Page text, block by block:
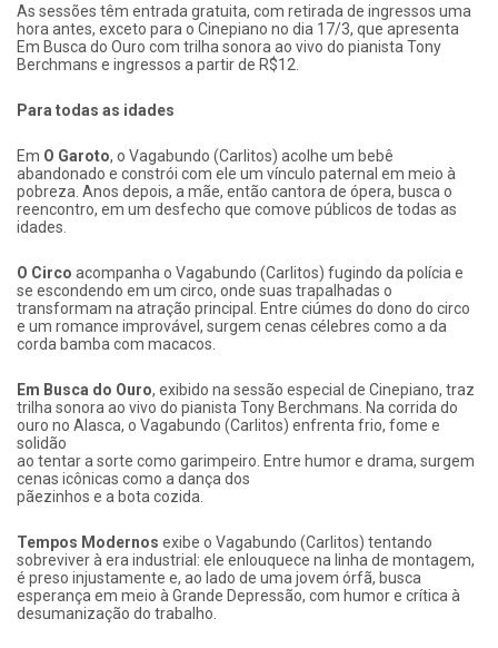
As sessões têm entrada gratuita, com retirada de ingressos uma
hora antes, exceto para o Cinepiano no dia 17/3, que apresenta
Em Busca do Ouro com trilha sonora ao vivo do pianista Tony
Berchmans e ingressos a partir de R$12.
Para todas as idades
Em O Garoto, o Vagabundo (Carlitos) acolhe um bebê
abandonado e constrói com ele um vínculo paternal em meio à
pobreza. Anos depois, a mãe, então cantora de ópera, busca o
reencontro, em um desfecho que comove públicos de todas as
idades.
O Circo acompanha o Vagabundo (Carlitos) fugindo da polícia e
se escondendo em um circo, onde suas trapalhadas o
transformam na atração principal. Entre ciúmes do dono do circo
e um romance improvável, surgem cenas célebres como a da
corda bamba com macacos.
Em Busca do Ouro, exibido na sessão especial de Cinepiano, traz
trilha sonora ao vivo do pianista Tony Berchmans. Na corrida do
ouro no Alasca, o Vagabundo (Carlitos) enfrenta frio, fome e
solidão
ao tentar a sorte como garimpeiro. Entre humor e drama, surgem
cenas icônicas como a dança dos
pãezinhos e a bota cozida.
Tempos Modernos exibe o Vagabundo (Carlitos) tentando
sobreviver à era industrial: ele enlouquece na linha de montagem,
é preso injustamente e, ao lado de uma jovem órfã, busca
esperança em meio à Grande Depressão, com humor e crítica à
desumanização do trabalho.